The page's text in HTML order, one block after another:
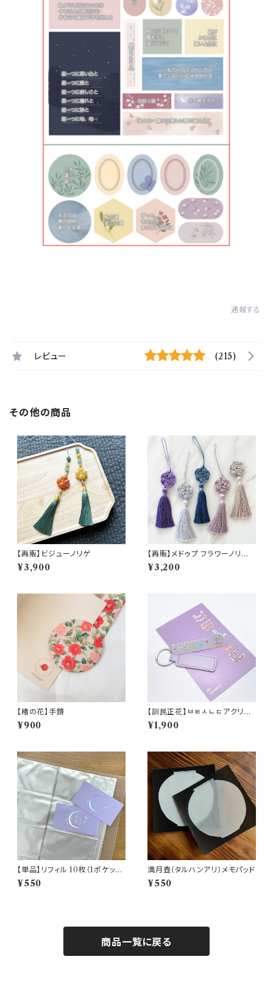
通報する
レビュー (215)
その他の商品
【再販】ビジューノリゲ
¥3,900
【再販】メドゥプ フラワーノリゲ
（5color）
¥3,200
【椿の花】手鏡
¥900
【訓民正花】ㅂㅌㅅㄴㄷアクリル
キーリング
¥1,900
【単品】リフィル 10枚（1ポケット/
2ポケット/3ポケット/4ポケット/
5ポケット/6ポケット/8ポケット/
¥550
満月壺（タルハンアリ）メモパッド
¥550
商品一覧に戻る